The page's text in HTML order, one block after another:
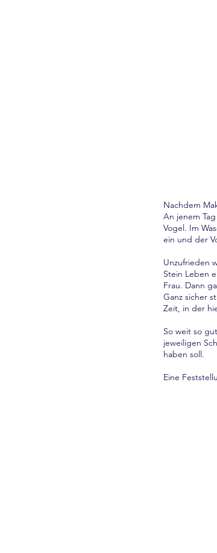
Nachdem
An jenem
Vogel. Im
ein und der
Unzufrieden
Stein Leben
Frau. Dann
Ganz sicher
Zeit, in der
So weit so
jeweiligen
haben soll.
Eine